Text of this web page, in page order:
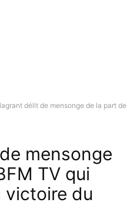
délit de mensonge de la part de
mensonge
TV qui
victoire du